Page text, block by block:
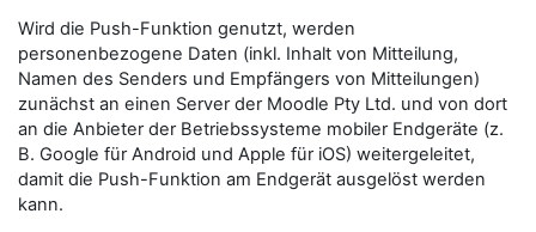
Wird die Push-Funktion genutzt, werden
personenbezogene Daten (inkl. Inhalt von Mitteilung,
Namen des Senders und Empfängers von Mitteilungen)
zunächst an einen Server der Moodle Pty Ltd. und von dort
an die Anbieter der Betriebssysteme mobiler Endgeräte (z.
B. Google für Android und Apple für iOS) weitergeleitet,
damit die Push-Funktion am Endgerät ausgelöst werden
kann.